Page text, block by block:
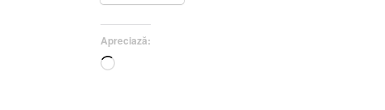
Apreciază:
Încarc...